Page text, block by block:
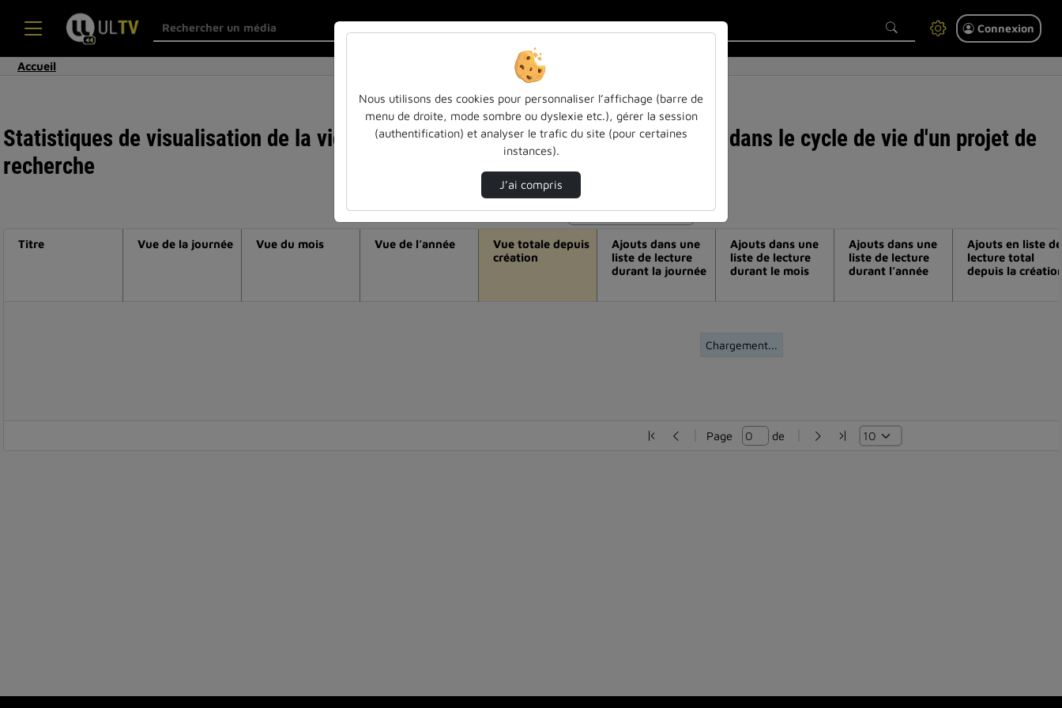
Connexion
Accueil
Statistiques de visualisation de la vidéo Love data week ul / gérer ses données dans le cycle de vie d'un projet de
recherche
Modifier la période de visualisation
Chargement...
Titre Vue de la journée Vue du mois Vue de l’année
Vue totale depuis
création
Ajouts dans une
liste de lecture
durant la journée
Ajouts dans une
liste de lecture
durant le mois
Ajouts dans une
liste de lecture
durant l’année
Ajouts en liste de
lecture total
depuis la
Page de
Nous utilisons des cookies pour personnaliser l’affichage (barre de
menu de droite, mode sombre ou dyslexie etc.), gérer la session
(authentification) et analyser le trafic du site (pour certaines
instances).
J’ai compris